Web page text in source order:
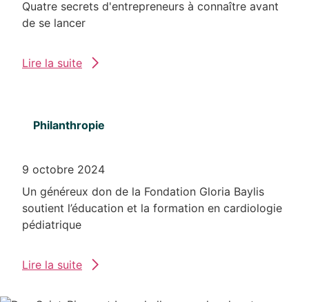
Quatre secrets d'entrepreneurs à connaître avant
de se lancer
Lire la suite
Philanthropie
9 octobre 2024
Un généreux don de la Fondation Gloria Baylis
soutient l’éducation et la formation en cardiologie
pédiatrique
Lire la suite